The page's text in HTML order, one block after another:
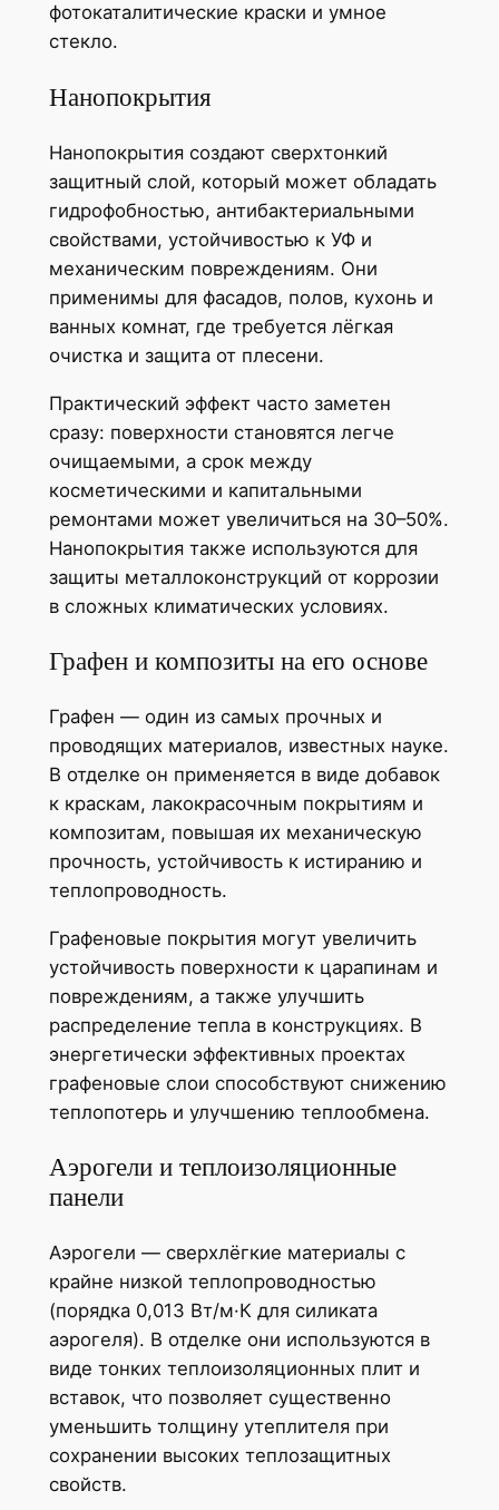
фотокаталитические краски и умное
стекло.
Нанопокрытия
Нанопокрытия создают сверхтонкий
защитный слой, который может обладать
гидрофобностью, антибактериальными
свойствами, устойчивостью к УФ и
механическим повреждениям. Они
применимы для фасадов, полов, кухонь и
ванных комнат, где требуется лёгкая
очистка и защита от плесени.
Практический эффект часто заметен
сразу: поверхности становятся легче
очищаемыми, а срок между
косметическими и капитальными
ремонтами может увеличиться на 30–50%.
Нанопокрытия также используются для
защиты металлоконструкций от коррозии
в сложных климатических условиях.
Графен и композиты на его основе
Графен — один из самых прочных и
проводящих материалов, известных науке.
В отделке он применяется в виде добавок
к краскам, лакокрасочным покрытиям и
композитам, повышая их механическую
прочность, устойчивость к истиранию и
теплопроводность.
Графеновые покрытия могут увеличить
устойчивость поверхности к царапинам и
повреждениям, а также улучшить
распределение тепла в конструкциях. В
энергетически эффективных проектах
графеновые слои способствуют снижению
теплопотерь и улучшению теплообмена.
Аэрогели и теплоизоляционные
панели
Аэрогели — сверхлёгкие материалы с
крайне низкой теплопроводностью
(порядка 0,013 Вт/м·К для силиката
аэрогеля). В отделке они используются в
виде тонких теплоизоляционных плит и
вставок, что позволяет существенно
уменьшить толщину утеплителя при
сохранении высоких теплозащитных
свойств.